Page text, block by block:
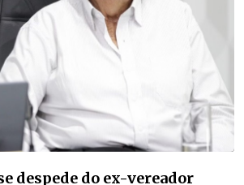
despede do ex-vereador